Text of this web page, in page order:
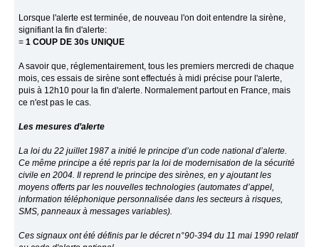
Lorsque l'alerte est terminée, de nouveau l'on doit entendre la sirène,
signifiant la fin d'alerte:
=1 COUP DE 30s UNIQUE
A savoir que, réglementairement, tous les premiers mercredi de chaque
mois, ces essais de sirène sont effectués à midi précise pour l'alerte,
puis à 12h10 pour la fin d'alerte. Normalement partout en France, mais
ce n'est pas le cas.
Les mesures d’alerte
La loi du 22 juillet 1987 a initié le principe d’un code national d’alerte.
Ce même principe a été repris par la loi de modernisation de la sécurité
civile en 2004. Il reprend le principe des sirènes, en y ajoutant les
moyens offerts par les nouvelles technologies (automates d’appel,
information téléphonique personnalisée dans les secteurs à risques,
SMS, panneaux à messages variables).
Ces signaux ont été définis par le décret n°90-394 du 11 mai 1990 relatif